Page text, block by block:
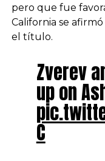
pero que fue
California se
el título.
Zverev
up on
C